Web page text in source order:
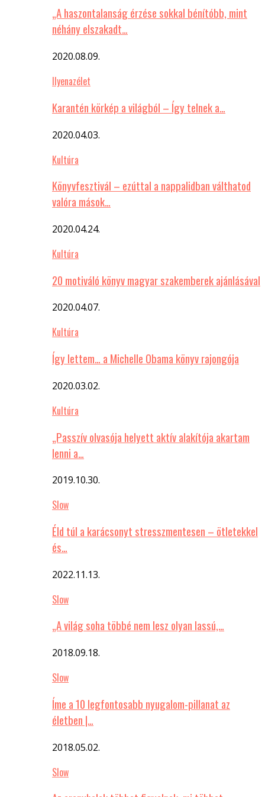
„A haszontalanság érzése sokkal bénítóbb, mint
néhány elszakadt…
2020.08.09.
Ilyenazélet
Karantén körkép a világból – Így telnek a…
2020.04.03.
Kultúra
Könyvfesztivál – ezúttal a nappalidban válthatod
valóra mások…
2020.04.24.
Kultúra
20 motiváló könyv magyar szakemberek ajánlásával
2020.04.07.
Kultúra
Így lettem… a Michelle Obama könyv rajongója
2020.03.02.
Kultúra
„Passzív olvasója helyett aktív alakítója akartam
lenni a…
2019.10.30.
Slow
Éld túl a karácsonyt stresszmentesen – ötletekkel
és…
2022.11.13.
Slow
„A világ soha többé nem lesz olyan lassú,…
2018.09.18.
Slow
Íme a 10 legfontosabb nyugalom-pillanat az
életben |…
2018.05.02.
Slow